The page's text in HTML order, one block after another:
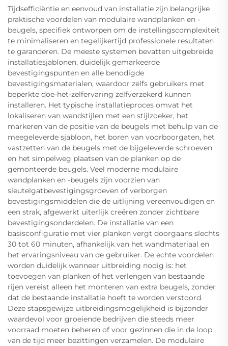
Tijdsefficiëntie en eenvoud van installatie zijn belangrijke
praktische voordelen van modulaire wandplanken en -
beugels, specifiek ontworpen om de instellingscomplexiteit
te minimaliseren en tegelijkertijd professionele resultaten
te garanderen. De meeste systemen bevatten uitgebreide
installatiesjablonen, duidelijk gemarkeerde
bevestigingspunten en alle benodigde
bevestigingsmaterialen, waardoor zelfs gebruikers met
beperkte doe-het-zelfervaring zelfverzekerd kunnen
installeren. Het typische installatieproces omvat het
lokaliseren van wandstijlen met een stijlzoeker, het
markeren van de positie van de beugels met behulp van de
meegeleverde sjabloon, het boren van voorboorgaten, het
vastzetten van de beugels met de bijgeleverde schroeven
en het simpelweg plaatsen van de planken op de
gemonteerde beugels. Veel moderne modulaire
wandplanken en -beugels zijn voorzien van
sleutelgatbevestigingsgroeven of verborgen
bevestigingsmiddelen die de uitlijning vereenvoudigen en
een strak, afgewerkt uiterlijk creëren zonder zichtbare
bevestigingsonderdelen. De installatie van een
basisconfiguratie met vier planken vergt doorgaans slechts
30 tot 60 minuten, afhankelijk van het wandmateriaal en
het ervaringsniveau van de gebruiker. De echte voordelen
worden duidelijk wanneer uitbreiding nodig is: het
toevoegen van planken of het verlengen van bestaande
rijen vereist alleen het monteren van extra beugels, zonder
dat de bestaande installatie hoeft te worden verstoord.
Deze stapsgewijze uitbreidingsmogelijkheid is bijzonder
waardevol voor groeiende bedrijven die steeds meer
voorraad moeten beheren of voor gezinnen die in de loop
van de tijd meer bezittingen verzamelen. De modulaire